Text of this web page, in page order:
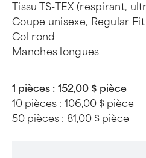
Tissu TS-TEX (respirant,
Coupe unisexe, Regular Fit
Col rond
Manches longues
1 pièces : 152,00 $ pièce
10 pièces : 106,00 $ pièce
50 pièces : 81,00 $ pièce